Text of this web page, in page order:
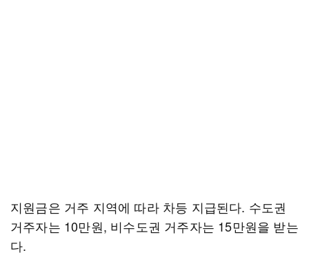
지원금은 거주 지역에 따라 차등 지급된다. 수도권
거주자는 10만원, 비수도권 거주자는 15만원을 받는
다.